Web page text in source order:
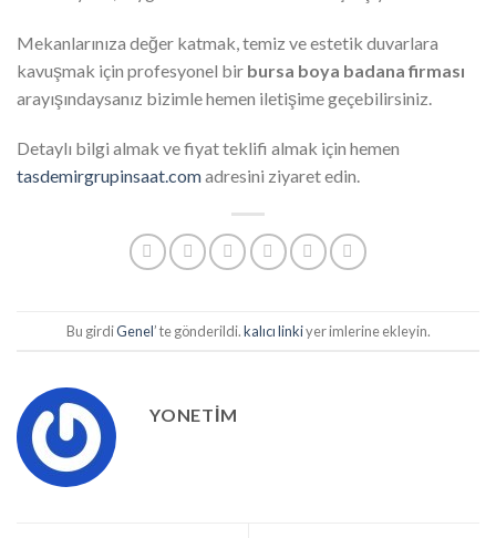
Mekanlarınıza değer katmak, temiz ve estetik duvarlara
kavuşmak için profesyonel bir bursa boya badana firması
arayışındaysanız bizimle hemen iletişime geçebilirsiniz.
Detaylı bilgi almak ve fiyat teklifi almak için hemen
tasdemirgrupinsaat.comadresini ziyaret edin.
Bu girdiGenel’ te gönderildi.kalıcı linkiyer imlerine ekleyin.
YONETIM